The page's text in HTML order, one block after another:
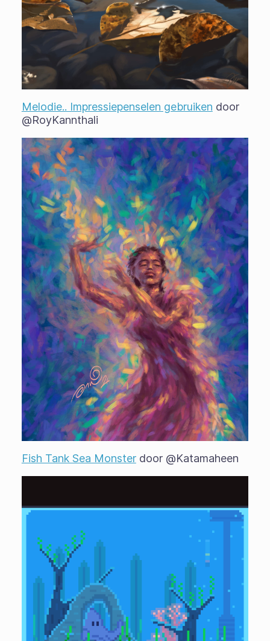
Melodie.. Impressiepenselen gebruiken door
@RoyKannthali
Fish Tank Sea Monsterdoor @Katamaheen